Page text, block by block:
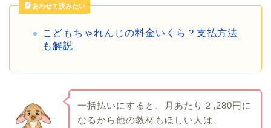
あわせて読みたい
こどもちゃれんじの料金いくら？支払方法
も解説
一括払いにすると、月あたり２,280円に
なるから他の教材もほしい人は、